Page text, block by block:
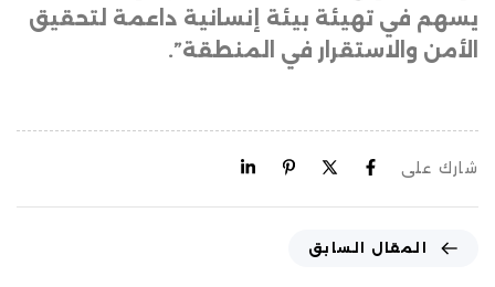
يسهم في تهيئة بيئة إنسانية داعمة لتحقيق
الأمن والاستقرار في المنطقة”.
شارك على
المقال السابق